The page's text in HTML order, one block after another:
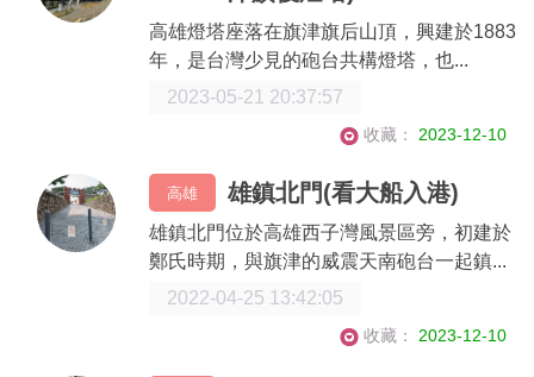
高雄燈塔座落在旗津旗后山頂，興建於1883
年，是台灣少見的砲台共構燈塔，也...
2023-05-21 20:37:57
收藏： 2023-12-10
高雄 雄鎮北門(看大船入港)
雄鎮北門位於高雄西子灣風景區旁，初建於
鄭氏時期，與旗津的威震天南砲台一起鎮...
2022-04-25 13:42:05
收藏： 2023-12-10